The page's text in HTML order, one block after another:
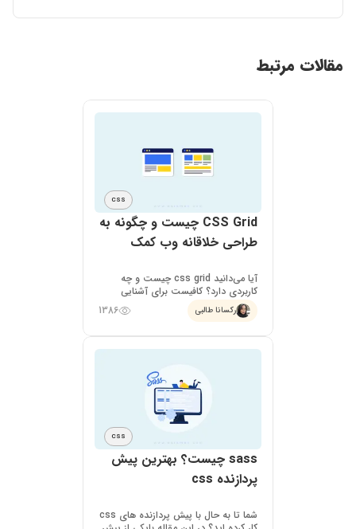
مقالات مرتبط
CSS
CSS Grid چیست و چگونه به
طراحی خلاقانه وب کمک
آیا می‌دانید css grid چیست و چه
کاربردی دارد؟ کافیست برای آشنایی
بیشتر این تکنولوژی همراه درسمن باشید
تا به طور کامل با آن آشنا شوید.
رکسانا طالبی 1386
CSS
sass چیست؟ بهترین پیش
پردازنده css
شما تا به حال با پیش پردازنده های css